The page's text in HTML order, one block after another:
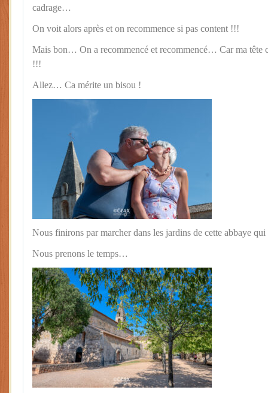
cadrage…
On voit alors après et on recommence si pas content !!!
Mais bon… On a recommencé et recommencé… Car ma tête
!!!
Allez… Ca mérite un bisou !
Nous finirons par marcher dans les jardins de cette abbaye
Nous prenons le temps…